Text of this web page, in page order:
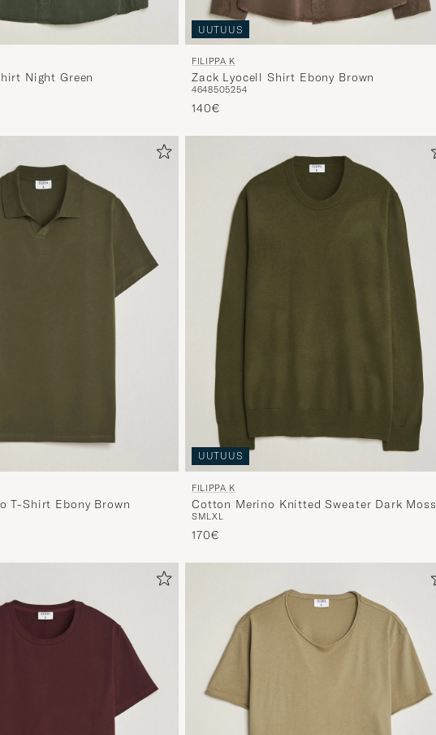
Night Green
UUTUUS
FILIPPA K
Zack Lyocell Shirt Ebony Brown
4648505254
140€
T-Shirt Ebony Brown
UUTUUS
FILIPPA K
Cotton Merino Knitted Sweater Dark Moss
Green
SMLXL
170€